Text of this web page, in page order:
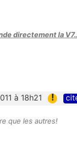
directement la
à 18h21 !
que les autres!